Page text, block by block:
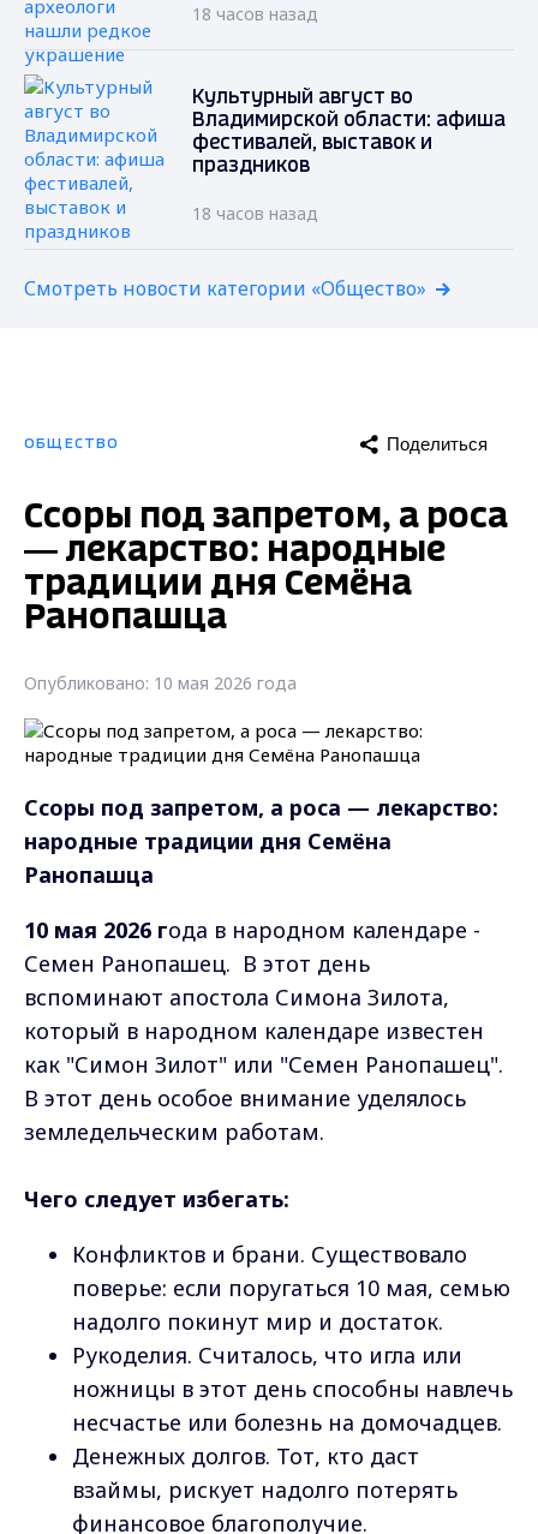
18 часов назад
Культурный август во
Владимирской области: афиша
фестивалей, выставок и
праздников
18 часов назад
Смотреть новости категории «Общество»
ОБЩЕСТВО Поделиться
Ссоры под запретом, а роса
— лекарство: народные
традиции дня Семёна
Ранопашца
Опубликовано: 10 мая 2026 года
Ссоры под запретом, а роса — лекарство:
народные традиции дня Семёна
Ранопашца
10 мая 2026 года в народном календаре -
Семен Ранопашец. В этот день
вспоминают апостола Симона Зилота,
который в народном календаре известен
как "Симон Зилот" или "Семен Ранопашец".
В этот день особое внимание уделялось
земледельческим работам.
Чего следует избегать:
Конфликтов и брани. Существовало
поверье: если поругаться 10 мая, семью
надолго покинут мир и достаток.
Рукоделия. Считалось, что игла или
ножницы в этот день способны навлечь
несчастье или болезнь на домочадцев.
Денежных долгов. Тот, кто даст
взаймы, рискует надолго потерять
финансовое благополучие.